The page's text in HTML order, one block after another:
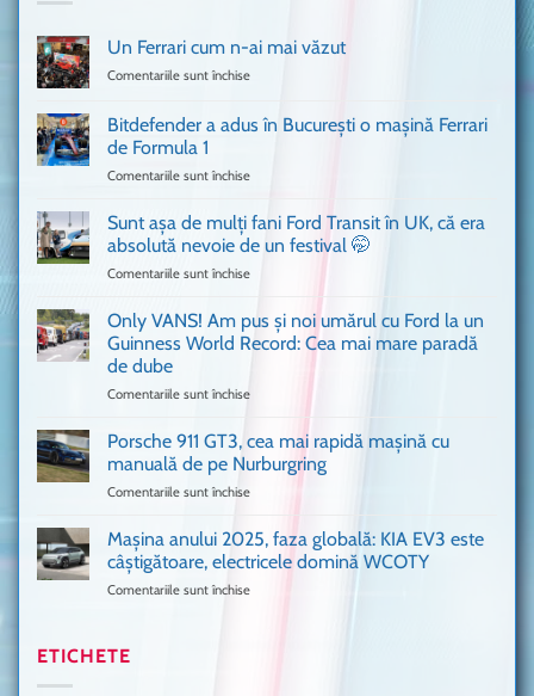
Un Ferrari cum n-ai mai văzut
Comentariile sunt închise
Ferrari
cum
văzut
Bitdefender a adus în București o mașină Ferrari
de Formula 1
Comentariile sunt închise
a
în
mașină
Ferrari
Sunt așa de mulți fani Ford Transit în UK, că era
absolută nevoie de un festival 🤭
Comentariile sunt închise
așa
mulți
în
UK,
nevoie
de
Only VANS! Am pus și noi umărul cu Ford la un
Guinness World Record: Cea mai mare paradă
de dube
Comentariile sunt închise
VANS!
Am
pus
umărul
cu
Porsche 911 GT3, cea mai rapidă mașină cu
manuală de pe Nurburgring
Comentariile sunt închise
911
GT3,
cea
Mașina anului 2025, faza globală: KIA EV3 este
câștigătoare, electricele domină WCOTY
Comentariile sunt închise
ETICHETE